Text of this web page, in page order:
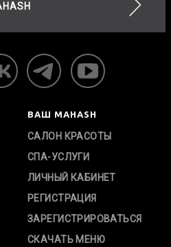
ВАШ MAHASH
САЛОН КРАСОТЫ
СПА-УСЛУГИ
ЛИЧНЫЙ КАБИНЕТ
РЕГИСТРАЦИЯ
ЗАРЕГИСТРИРОВАТЬСЯ
СКАЧАТЬ МЕНЮ